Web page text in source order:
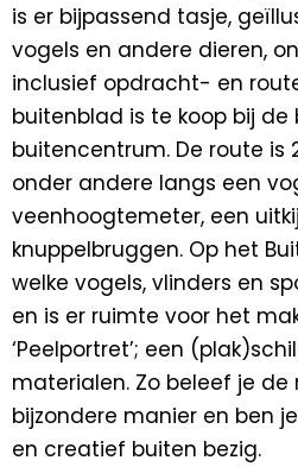
is er bijpassend tasje,
vogels en andere dieren,
inclusief opdracht- en
buitenblad is te koop bij de
buitencentrum. De route is
onder andere langs een
veenhoogtemeter, een
knuppelbruggen. Op het
welke vogels, vlinders en
en is er ruimte voor het
‘Peelportret’; een
materialen. Zo beleef je de
bijzondere manier en ben
en creatief buiten bezig.